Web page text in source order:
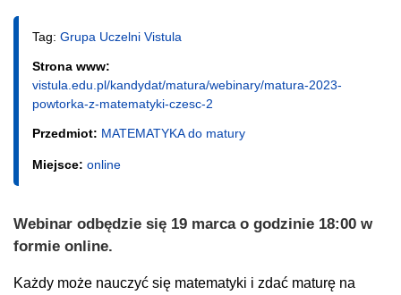
Tag: Grupa Uczelni Vistula
Strona www:
vistula.edu.pl/kandydat/matura/webinary/matura-2023-
powtorka-z-matematyki-czesc-2
Przedmiot: MATEMATYKA do matury
Miejsce: online
Webinar odbędzie się 19 marca o godzinie 18:00 w
formie online.
Każdy może nauczyć się matematyki i zdać maturę na